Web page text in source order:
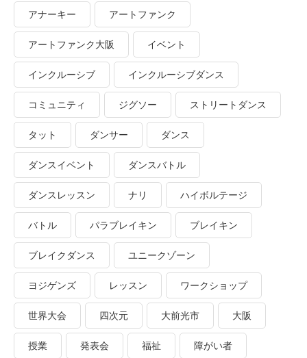
アナーキー アートファンク
アートファンク大阪 イベント
インクルーシブ インクルーシブダンス
コミュニティ ジグソー ストリートダンス
タット ダンサー ダンス
ダンスイベント ダンスバトル
ダンスレッスン ナリ ハイボルテージ
バトル パラブレイキン ブレイキン
ブレイクダンス ユニークゾーン
ヨジゲンズ レッスン ワークショップ
世界大会 四次元 大前光市 大阪
授業 発表会 福祉 障がい者